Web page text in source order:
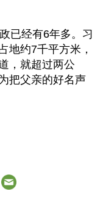
已经有6年多。习
地约7千平方米，
，就超过两公
把父亲的好名声